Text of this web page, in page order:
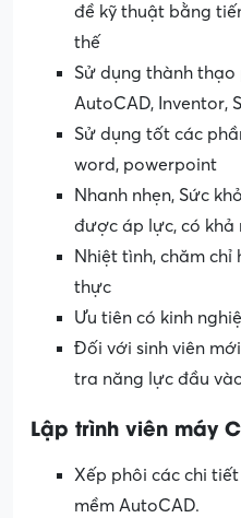
đề kỹ thuật bằng
thế
Sử dụng thành thạo
AutoCAD, Inventor,
Sử dụng tốt các
word, powerpoint
Nhanh nhẹn, Sức
được áp lực, có
Nhiệt tình, chăm chỉ
thực
Ưu tiên có kinh
Đối với sinh viên
tra năng lực đầu
Lập trình viên máy
Xếp phôi các chi
mềm AutoCAD.